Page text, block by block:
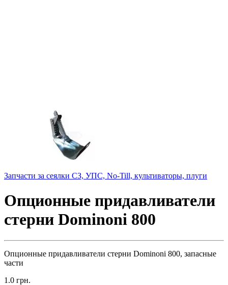
Запчасти за сеялки СЗ, УПС, No-Till, культиваторы, плуги
Опционные придавливатели
стерни Dominoni 800
Опционные придавливатели стерни Dominoni 800, запасные
части
1.0 грн.